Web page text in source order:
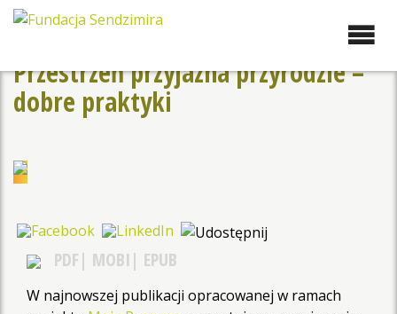
Przejdź
zakresu zrównoważonego
rozwoju miast, nasza
infrastruktury i adaptacja
miast do zmian klimatu
Przestrzeń przyjazna przyrodzie –
dobre praktyki
PDF MOBI EPUB
W najnowszej publikacji opracowanej w ramach